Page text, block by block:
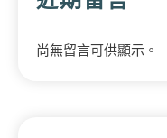
尚無留言可供顯示。